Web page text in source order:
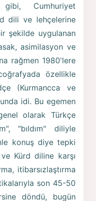
Cumhuriyet
dili ve lehçelerine
şekilde uygulanan
asimilasyon ve
rağmen 1980'lere
özellikle
(Kurmancca ve
idi. Bu egemen
olarak Türkçe
"bıldım" diliyle
konuş diye tepki
Kürd diline karşı
itibarsızlaştırma
son 45-50
döndü, bugün